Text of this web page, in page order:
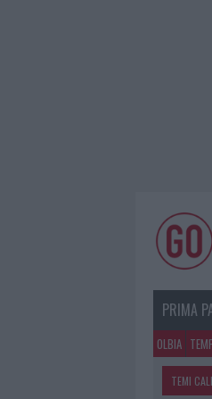
PRIMA
OLBIA
TEMI